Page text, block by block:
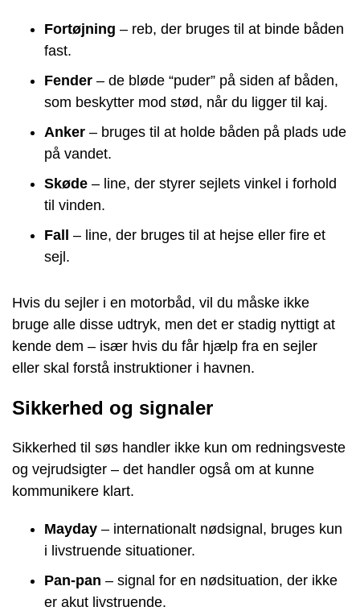
Fortøjning – reb, der bruges til at binde båden
fast.
Fender – de bløde “puder” på siden af båden,
som beskytter mod stød, når du ligger til kaj.
Anker – bruges til at holde båden på plads ude
på vandet.
Skøde – line, der styrer sejlets vinkel i forhold
til vinden.
Fall – line, der bruges til at hejse eller fire et
sejl.
Hvis du sejler i en motorbåd, vil du måske ikke
bruge alle disse udtryk, men det er stadig nyttigt at
kende dem – især hvis du får hjælp fra en sejler
eller skal forstå instruktioner i havnen.
Sikkerhed og signaler
Sikkerhed til søs handler ikke kun om redningsveste
og vejrudsigter – det handler også om at kunne
kommunikere klart.
Mayday – internationalt nødsignal, bruges kun
i livstruende situationer.
Pan-pan – signal for en nødsituation, der ikke
er akut livstruende.